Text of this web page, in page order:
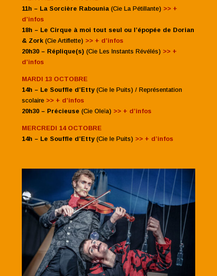
11h – La Sorcière Rabounia (Cie La Pétillante) >> +
d’infos
18h – Le Cirque à moi tout seul ou l’épopée de Dorian
& Zork (Cie Artiflette) >> + d’infos
20h30 – Réplique(s) (Cie Les Instants Révélés) >> +
d’infos
MARDI 13 OCTOBRE
14h – Le Souffle d’Etty (Cie le Puits) / Représentation
scolaire >> + d’infos
20h30 – Précieuse (Cie Oleïa) >> + d’infos
MERCREDI 14 OCTOBRE
14h – Le Souffle d’Etty (Cie le Puits) >> + d’infos